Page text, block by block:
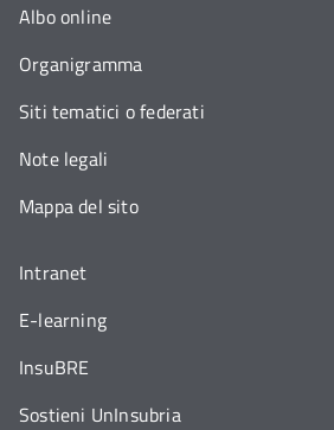
Albo online
Organigramma
Siti tematici o federati
Note legali
Mappa del sito
Intranet
E-learning
InsuBRE
Sostieni UnInsubria